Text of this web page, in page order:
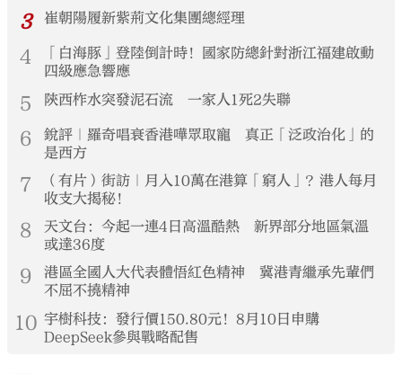
3 崔朝陽履新紫荊文化集團總經理
4
「白海豚」登陸倒計時！國家防總針對浙江福建啟動
四級應急響應
5 陝西柞水突發泥石流 一家人1死2失聯
6
銳評｜羅奇唱衰香港嘩眾取寵 真正「泛政治化」的
是西方
7
（有片）街訪｜月入10萬在港算「窮人」？港人每月
收支大揭秘！
8
天文台：今起一連4日高溫酷熱 新界部分地區氣溫
或達36度
9
港區全國人大代表體悟紅色精神 冀港青繼承先輩們
不屈不撓精神
10 宇樹科技：發行價150.80元！8月10日申購
DeepSeek參與戰略配售